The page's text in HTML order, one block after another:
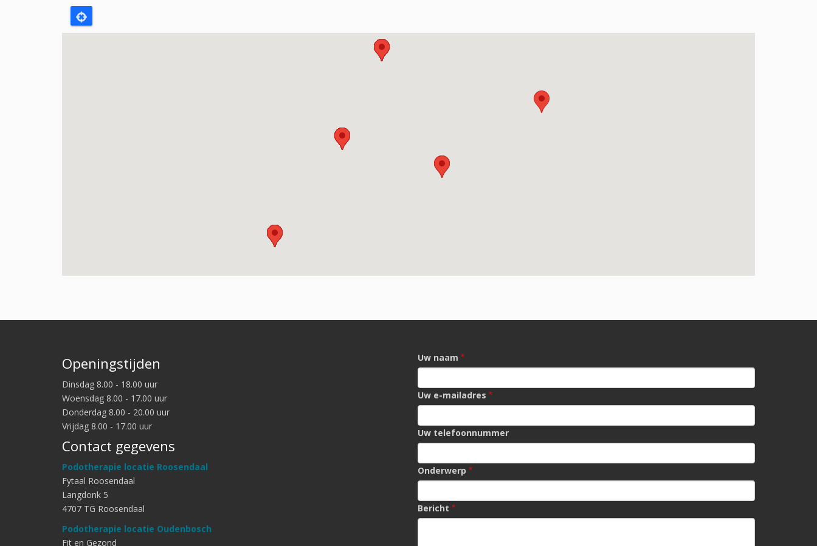
Openingstijden
Dinsdag 8.00 - 18.00 uur
Woensdag 8.00 - 17.00 uur
Donderdag 8.00 - 20.00 uur
Vrijdag 8.00 - 17.00 uur
Contact gegevens
Podotherapie locatie Roosendaal
Fytaal Roosendaal
Langdonk 5
4707 TG Roosendaal
Podotherapie locatie Oudenbosch
Fit en Gezond
Uw naam
Uw e-mailadres
Uw telefoonnummer
Onderwerp
Bericht